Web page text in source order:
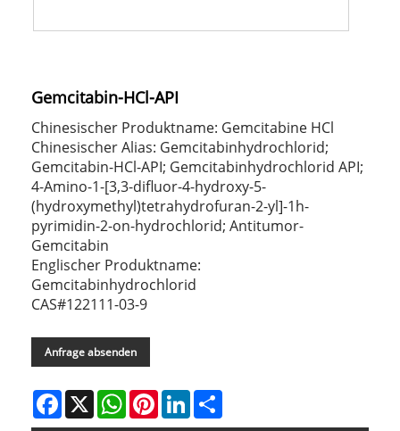
Gemcitabin-HCl-API
Chinesischer Produktname: Gemcitabine HCl
Chinesischer Alias: Gemcitabinhydrochlorid;
Gemcitabin-HCl-API; Gemcitabinhydrochlorid API;
4-Amino-1-[3,3-difluor-4-hydroxy-5-
(hydroxymethyl)tetrahydrofuran-2-yl]-1h-
pyrimidin-2-on-hydrochlorid; Antitumor-
Gemcitabin
Englischer Produktname:
Gemcitabinhydrochlorid
CAS#122111-03-9
Anfrage absenden
Facebook
X WhatsAppPinterestLinkedIn